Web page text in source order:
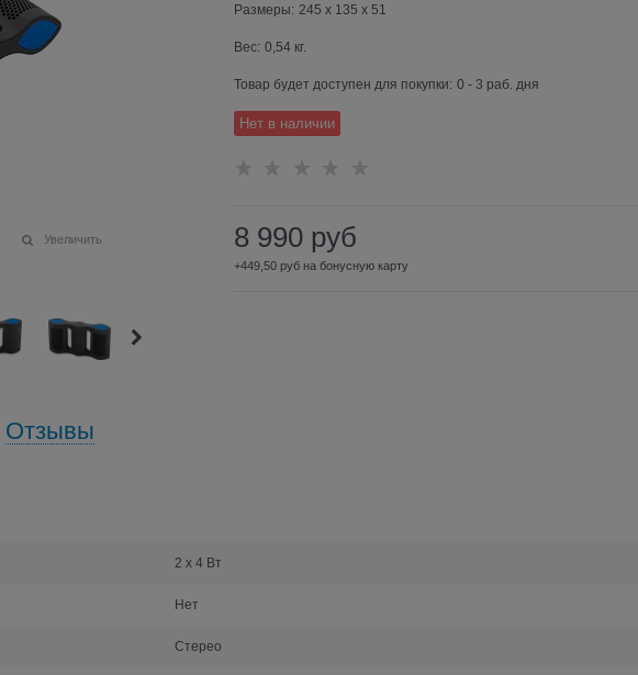
Увеличить
Размеры: 245 x 135 x 51
Вес: 0,54кг.
Товар будет доступен для покупки: 0 - 3 раб. дня
Нет в наличии
8 990 руб
+449,50 руб на бонусную карту
Отзывы
2 х 4 Вт
Нет
Стерео